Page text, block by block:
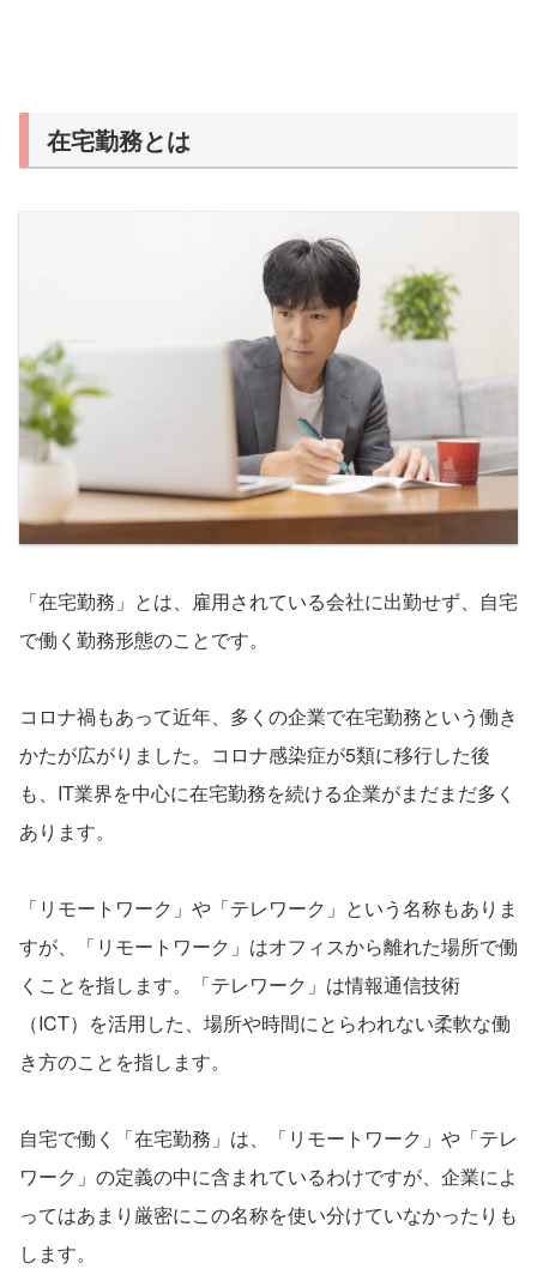
在宅勤務とは
「在宅勤務」とは、雇用されている会社に出勤せず、自宅
で働く勤務形態のことです。
コロナ禍もあって近年、多くの企業で在宅勤務という働き
かたが広がりました。コロナ感染症が5類に移行した後
も、IT業界を中心に在宅勤務を続ける企業がまだまだ多く
あります。
「リモートワーク」や「テレワーク」という名称もありま
すが、「リモートワーク」はオフィスから離れた場所で働
くことを指します。「テレワーク」は情報通信技術
（ICT）を活用した、場所や時間にとらわれない柔軟な働
き方のことを指します。
自宅で働く「在宅勤務」は、「リモートワーク」や「テレ
ワーク」の定義の中に含まれているわけですが、企業によ
ってはあまり厳密にこの名称を使い分けていなかったりも
します。